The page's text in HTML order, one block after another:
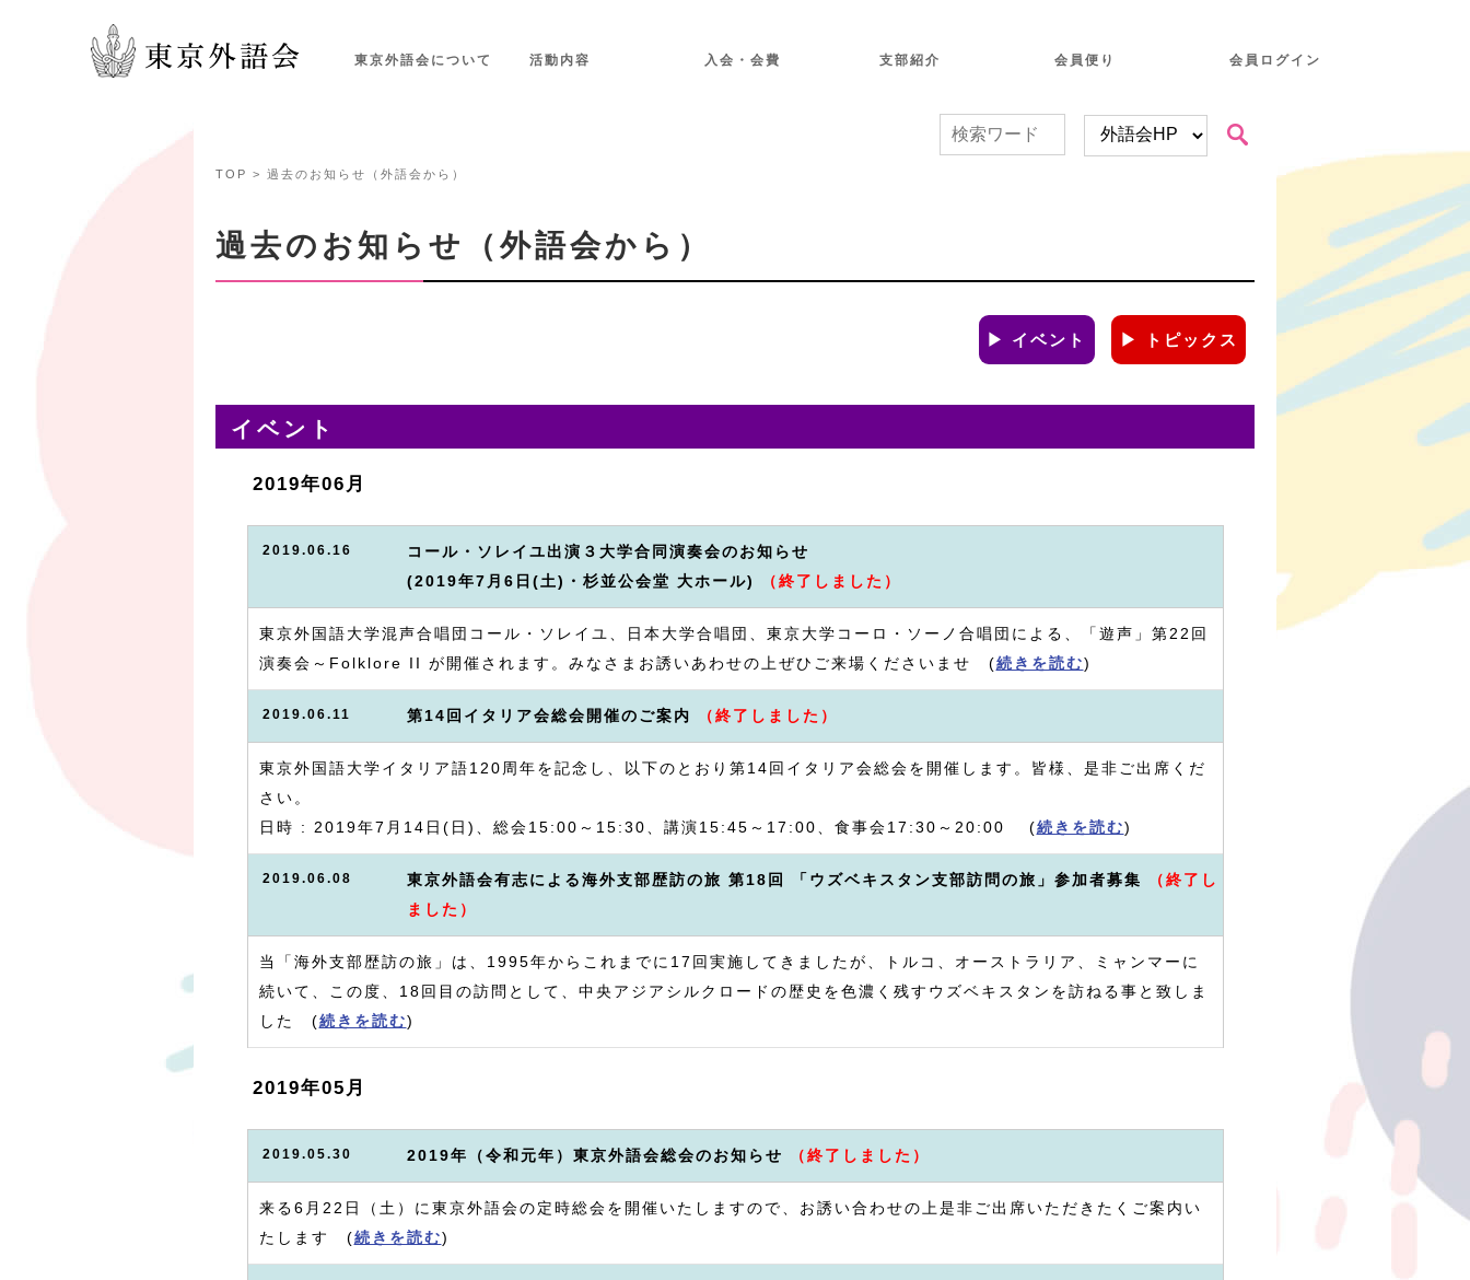
東京外語会について 活動内容 入会・会費 支部紹介 会員便り 会員ログイン
TOP > 過去のお知らせ（外語会から）
過去のお知らせ（外語会から）
▶ イベント ▶ トピックス
イベント
2019年06月
2019.06.16
コール・ソレイユ出演３大学合同演奏会のお知らせ
(2019年7月6日(土)・杉並公会堂 大ホール)
（終了しました）
東京外国語大学混声合唱団コール・ソレイユ、日本大学合唱団、東京大学コーロ・ソーノ合唱団による、「遊声」第22回
演奏会～Folklore II が開催されます。みなさまお誘いあわせの上ぜひご来場くださいませ (続きを読む)
2019.06.11 第14回イタリア会総会開催のご案内 （終了しました）
東京外国語大学イタリア語120周年を記念し、以下のとおり第14回イタリア会総会を開催します。皆様、是非ご出席くだ
さい。
日時 : 2019年7月14日(日)、総会15:00～15:30、講演15:45～17:00、食事会17:30～20:00 (続きを読む)
2019.06.08 東京外語会有志による海外支部歴訪の旅 第18回 「ウズベキスタン支部訪問の旅」参加者募集
（終了し
ました）
当「海外支部歴訪の旅」は、1995年からこれまでに17回実施してきましたが、トルコ、オーストラリア、ミャンマーに
続いて、この度、18回目の訪問として、中央アジアシルクロードの歴史を色濃く残すウズベキスタンを訪ねる事と致しま
した (続きを読む)
2019年05月
2019.05.30 2019年（令和元年）東京外語会総会のお知らせ （終了しました）
来る6月22日（土）に東京外語会の定時総会を開催いたしますので、お誘い合わせの上是非ご出席いただきたくご案内い
たします (続きを読む)